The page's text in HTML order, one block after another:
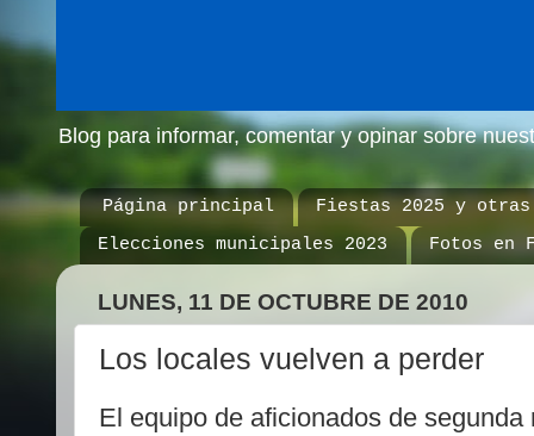
Blog para informar, comentar y opinar sobre
Página principal
Fiestas 2025 y otras
Elecciones municipales 2023
Fotos en
LUNES, 11 DE OCTUBRE DE 2010
Los locales vuelven a perder
El equipo de aficionados de